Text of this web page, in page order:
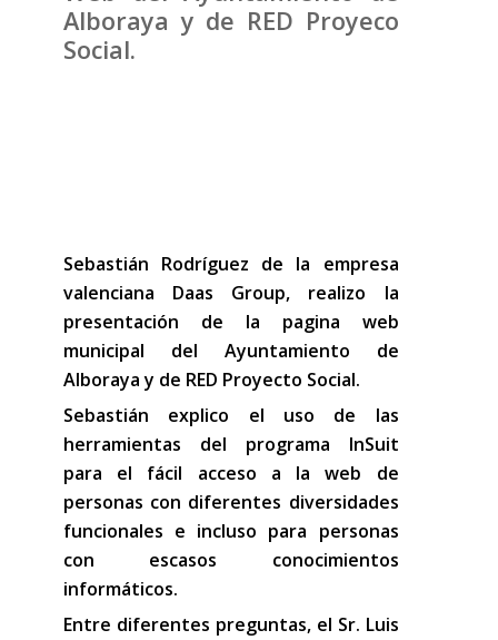
Alboraya y de RED Proyeco
Social.
Sebastián Rodríguez de la empresa
valenciana Daas Group, realizo la
presentación de la pagina web
municipal del Ayuntamiento de
Alboraya y de RED Proyecto Social.
Sebastián explico el uso de las
herramientas del programa InSuit
para el fácil acceso a la web de
personas con diferentes diversidades
funcionales e incluso para personas
con escasos conocimientos
informáticos.
Entre diferentes preguntas, el Sr. Luis